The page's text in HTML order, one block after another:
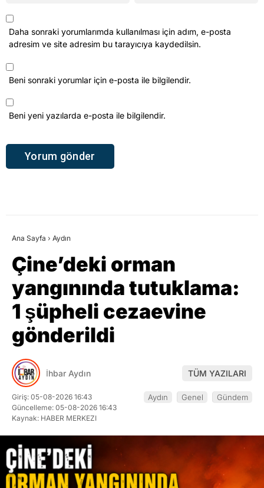
Daha sonraki yorumlarımda kullanılması için adım, e-posta
adresim ve site adresim bu tarayıcıya kaydedilsin.
Beni sonraki yorumlar için e-posta ile bilgilendir.
Beni yeni yazılarda e-posta ile bilgilendir.
Ana Sayfa › Aydın
Çine’deki orman
yangınında tutuklama:
1 şüpheli cezaevine
gönderildi
İhbar Aydın TÜM YAZILARI
Giriş: 05-08-2026 16:43
Güncelleme: 05-08-2026 16:43
Kaynak: HABER MERKEZI
Aydın Genel Gündem